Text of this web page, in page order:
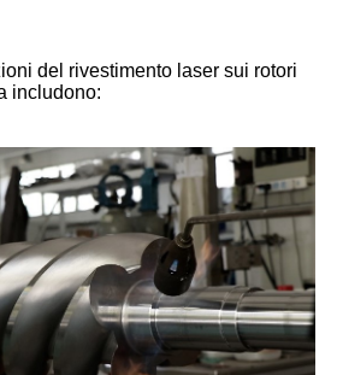
del rivestimento laser sui rotori
includono: